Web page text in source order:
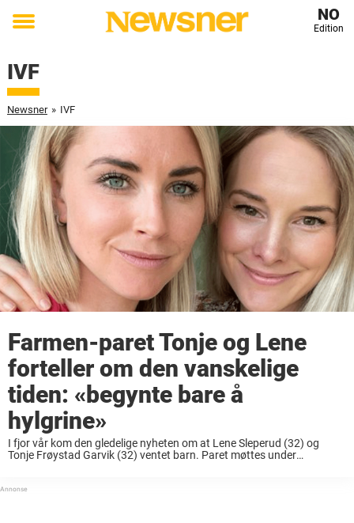
Toggle
NO
Edition
IVF
Newsner » IVF
Farmen-paret Tonje og Lene
forteller om den vanskelige
tiden: «begynte bare å
hylgrine»
I fjor vår kom den gledelige nyheten om at Lene Sleperud (32) og
Tonje Frøystad Garvik (32) ventet barn. Paret møttes under